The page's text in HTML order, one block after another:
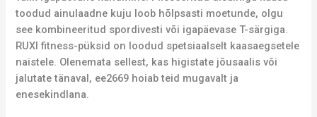
toodud ainulaadne kuju loob hõlpsasti moetunde, olgu
see kombineeritud spordivesti või igapäevase T-särgiga.
RUXI fitness-püksid on loodud spetsiaalselt kaasaegsetele
naistele. Olenemata sellest, kas higistate jõusaalis või
jalutate tänaval, ee2669 hoiab teid mugavalt ja
enesekindlana.